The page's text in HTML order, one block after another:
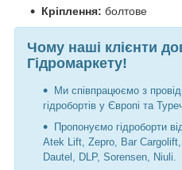
Кріплення: болтове
Чому наші клієнти
Гідромаркету!
Ми співпрацюємо з
гідробортів у Європі та
Пропонуємо гідроборти
Atek Lift, Zepro, Bar
Dautel, DLP, Sorensen, Niuli.